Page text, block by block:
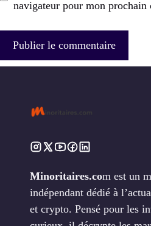
navigateur pour mon prochain
Minoritaires.com est un
indépendant dédié à
et crypto. Pensé pour les